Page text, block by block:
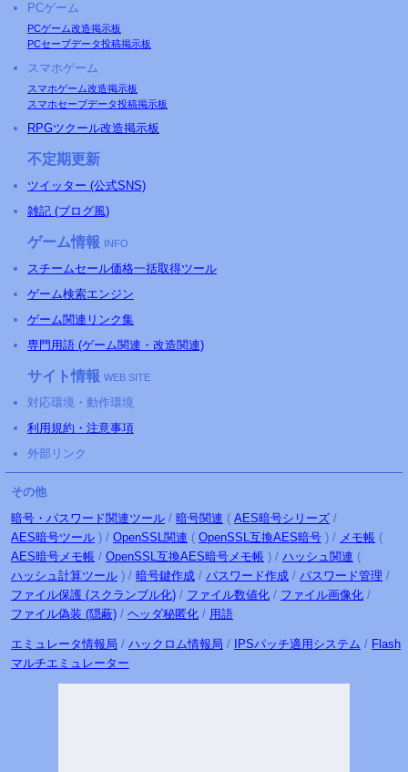
PCゲーム
PCゲーム改造掲示板
PCセーブデータ投稿掲示板
スマホゲーム
スマホゲーム改造掲示板
スマホセーブデータ投稿掲示板
RPGツクール改造掲示板
不定期更新
ツイッター (公式SNS)
雑記 (ブログ風)
ゲーム情報 INFO
スチームセール価格一括取得ツール
ゲーム検索エンジン
ゲーム関連リンク集
専門用語 (ゲーム関連・改造関連)
サイト情報 WEB SITE
対応環境・動作環境
利用規約・注意事項
外部リンク
その他
暗号・パスワード関連ツール / 暗号関連 ( AES暗号シリーズ /
AES暗号ツール ) / OpenSSL関連 ( OpenSSL互換AES暗号 ) / メモ帳 (
AES暗号メモ帳 / OpenSSL互換AES暗号メモ帳 ) / ハッシュ関連 (
ハッシュ計算ツール ) / 暗号鍵作成 / パスワード作成 / パスワード管理 /
ファイル保護 (スクランブル化) / ファイル数値化 / ファイル画像化 /
ファイル偽装 (隠蔽) / ヘッダ秘匿化 / 用語
エミュレータ情報局 / ハックロム情報局 / IPSパッチ適用 システム / Flash
マルチエミュレーター